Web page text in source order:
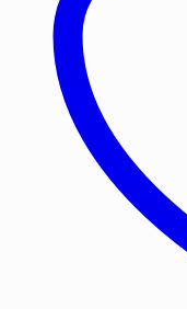
люверсами